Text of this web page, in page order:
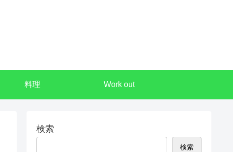
料理 Work out
検索
検索